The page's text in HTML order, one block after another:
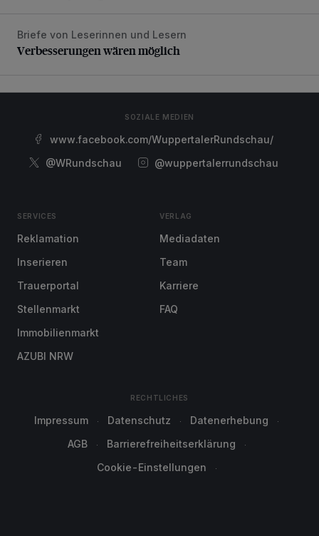
Verbesserungen wären möglich
Briefe von Leserinnen und Lesern
Verbesserungen wären möglich
SOZIALE MEDIEN
www.facebook.com/WuppertalerRundschau/
@WRundschau
@wuppertalerrundschau
SERVICES
Reklamation
Inserieren
Trauerportal
Stellenmarkt
Immobilienmarkt
AZUBI NRW
VERLAG
Mediadaten
Team
Karriere
FAQ
RECHTLICHES
Impressum Datenschutz
Datenerhebung
AGB
Barrierefreiheitserklärung
Cookie-Einstellungen